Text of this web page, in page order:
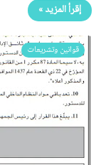
إقرأ المزيد »
قوانين وتشريعات